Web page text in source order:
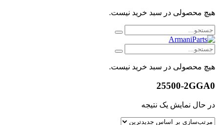
هیچ محصولی در سبد خرید نیست.
هیچ محصولی در سبد خرید نیست.
25500-2GGA0
در حال نمایش یک نتیجه